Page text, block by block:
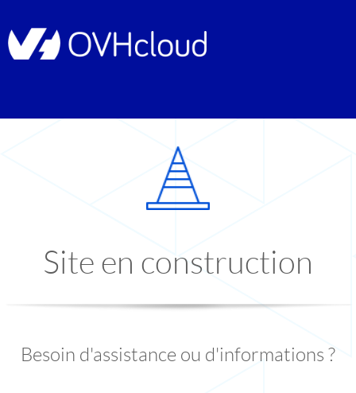
Site en construction
Besoin d'assistance ou d'informations ?